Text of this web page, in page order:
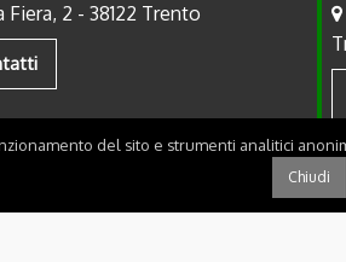
Fiera, 2 - 38122 Trento
del sito e strumenti analitici
Chiudi